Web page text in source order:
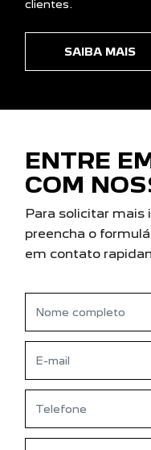
clientes.
SAIBA MAIS
ENTRE
COM
Para solicitar mais
preencha o
em contato